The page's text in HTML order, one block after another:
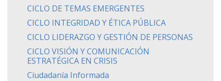
CICLO DE TEMAS EMERGENTES
CICLO INTEGRIDAD Y ÉTICA PÚBLICA
CICLO LIDERAZGO Y GESTIÓN DE PERSONAS
CICLO VISIÓN Y COMUNICACIÓN
ESTRATÉGICA EN CRISIS
Ciudadanía Informada